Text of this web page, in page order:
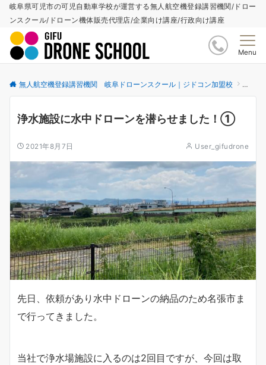
岐阜県可児市の可児自動車学校が運営する無人航空機登録講習機関/ドロー
ンスクール/ドローン機体販売代理店/企業向け講座/行政向け講座
Menu
無人航空機登録講習機関 岐阜ドローンスクール｜ジドコン加盟校 更新
浄水施設に水中ドローンを潜らせました！①
2021年8月7日 User_gifudrone
先日、依頼があり水中ドローンの納品のため名張市ま
で行ってきました。
当社で浄水場施設に入るのは2回目ですが、今回は取